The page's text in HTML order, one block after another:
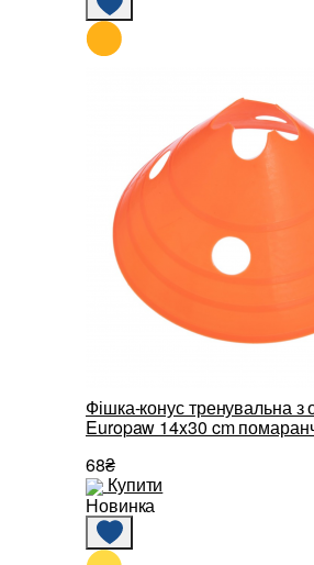
Фішка-конус тренувальна з
Europaw 14x30 cm
68₴
Купити
Новинка